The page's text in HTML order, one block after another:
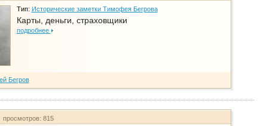
Тип: Исторические заметки Тимофея Бегрова
Карты, деньги, страховщики
подробнее
Бегров
815